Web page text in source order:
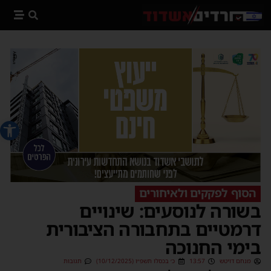
פתח
הסוף לפקקים ולאיחורים
בשורה לנוסעים: שינויים
דרמטיים בתחבורה הציבורית
בימי החנוכה
מנחם דויטש 13:57 כ׳ בכסלו תשפ״ו (10/12/2025) תגובות